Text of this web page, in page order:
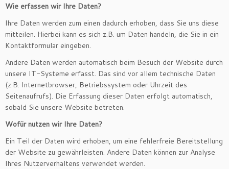
Wie erfassen wir Ihre Daten?
Ihre Daten werden zum einen dadurch erhoben, dass Sie uns diese
mitteilen. Hierbei kann es sich z.B. um Daten handeln, die Sie in ein
Kontaktformular eingeben.
Andere Daten werden automatisch beim Besuch der Website durch
unsere IT-Systeme erfasst. Das sind vor allem technische Daten
(z.B. Internetbrowser, Betriebssystem oder Uhrzeit des
Seitenaufrufs). Die Erfassung dieser Daten erfolgt automatisch,
sobald Sie unsere Website betreten.
Wofür nutzen wir Ihre Daten?
Ein Teil der Daten wird erhoben, um eine fehlerfreie Bereitstellung
der Website zu gewährleisten. Andere Daten können zur Analyse
Ihres Nutzerverhaltens verwendet werden.